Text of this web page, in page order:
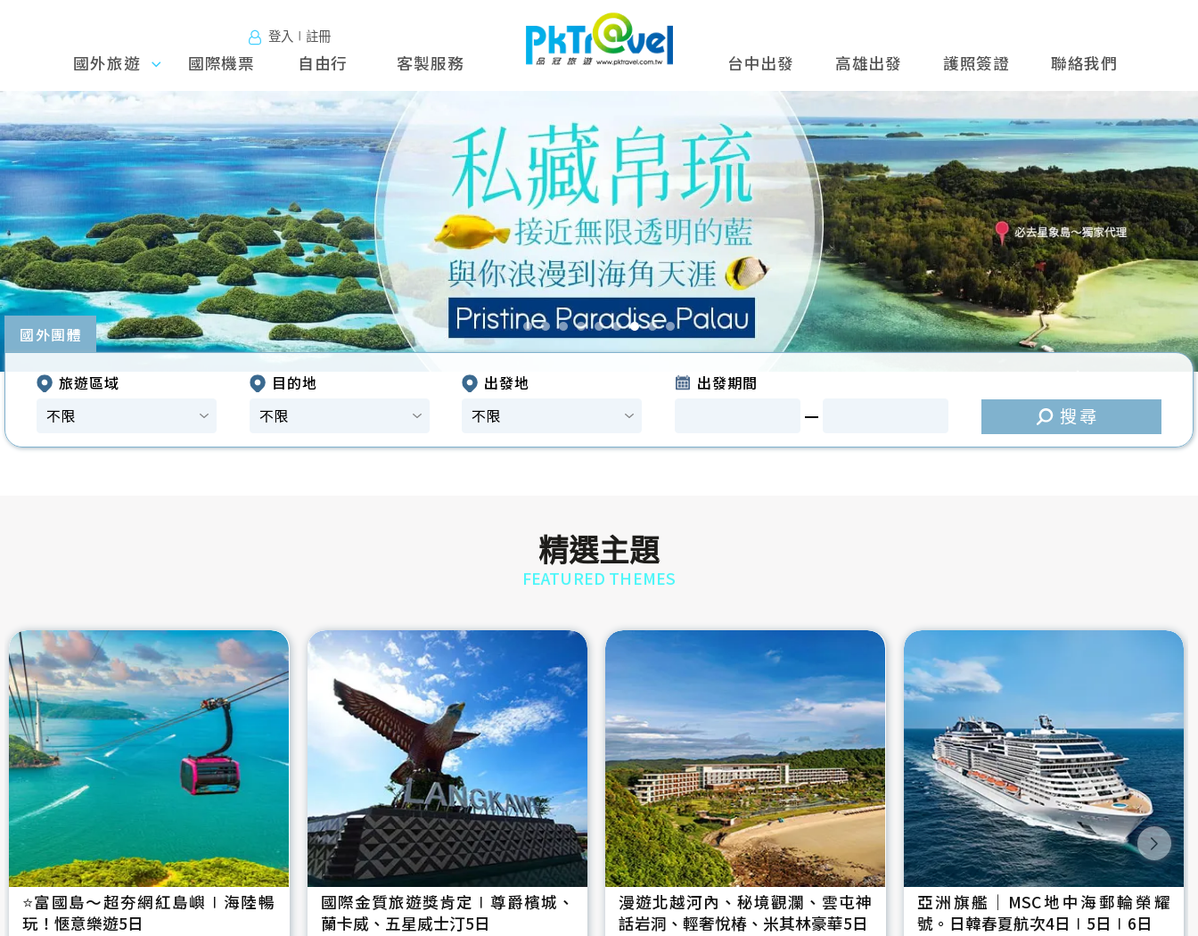
登入∣註冊
國外旅
遊
國外旅遊 國際機票 自由行 客製服務 台中出發 高雄出發 護照簽證 聯絡我們
往前 往後
國外團體
旅遊區域 目的地 出發地 出發期間
精選主題
FEATURED THEMES
⭐️富國島～超夯網紅島嶼∣海陸暢
玩！愜意樂遊5日
國際金質旅遊獎肯定∣尊爵檳城、
蘭卡威、五星威士汀5日
漫遊北越河內、秘境觀瀾、雲屯神
話岩洞、輕奢悅椿、米其林豪華5日
亞洲旗艦｜MSC地中海郵輪榮耀
號。日韓春夏航次4日∣5日∣6日